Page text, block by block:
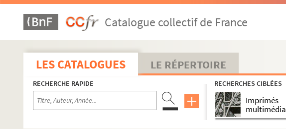
Catalogue collectif de France
LES CATALOGUES LE RÉPERTOIRE
RECHERCHE RAPIDE RECHERCHES CIBLÉES
Imprimés
multimédia